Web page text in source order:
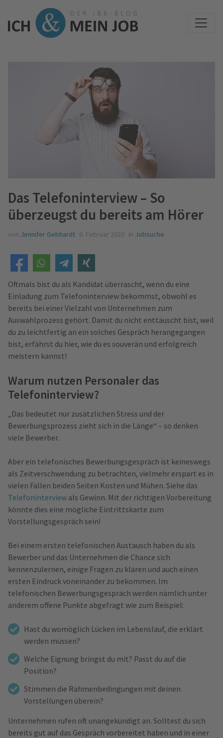
Das Telefoninterview – So
überzeugst du bereits am Hörer
von Jennifer Gebhardt 6. Februar 2020 in Jobsuche
Oftmals bist du als Kandidat überrascht, wenn du eine
Einladung zum Telefoninterview bekommst, obwohl es
bereits bei einer Vielzahl von Unternehmen zum
Auswahlprozess gehört. Damit du nicht enttäuscht bist, weil
du zu leichtfertig an ein solches Gespräch herangegangen
bist, erfährst du hier, wie du es souverän und erfolgreich
meistern kannst!
Warum nutzen Personaler das
Telefoninterview?
„Das bedeutet nur zusätzlichen Stress und der
Bewerbungsprozess zieht sich in die Länge“ – so denken
viele Bewerber.
Aber ein telefonisches Bewerbungsgespräch ist keineswegs
als Zeitverschwendung zu betrachten, vielmehr erspart es in
vielen Fällen beiden Seiten Kosten und Mühen. Siehe das
Telefoninterview als Gewinn. Mit der richtigen Vorbereitung
könnte dies eine mögliche Eintrittskarte zum
Vorstellungsgespräch sein!
Bei einem ersten telefonischen Austausch haben du als
Bewerber und das Unternehmen die Chance sich
kennenzulernen, einige Fragen zu klären und auch einen
ersten Eindruck voneinander zu bekommen. Im
telefonischen Bewerbungsgespräch werden nämlich unter
anderem offene Punkte abgefragt wie zum Beispiel:
Hast du womöglich Lücken im Lebenslauf, die erklärt
werden müssen?
Welche Eignung bringst du mit? Passt du auf die
Position?
Stimmen die Rahmenbedingungen mit deinen
Vorstellungen überein?
Unternehmen rufen oft unangekündigt an. Solltest du sich
bereits gut auf das Gespräch vorbereitet haben und in einer